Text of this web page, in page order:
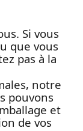
Si vous
que vous
pas à la
notre
pouvons
et
de vos